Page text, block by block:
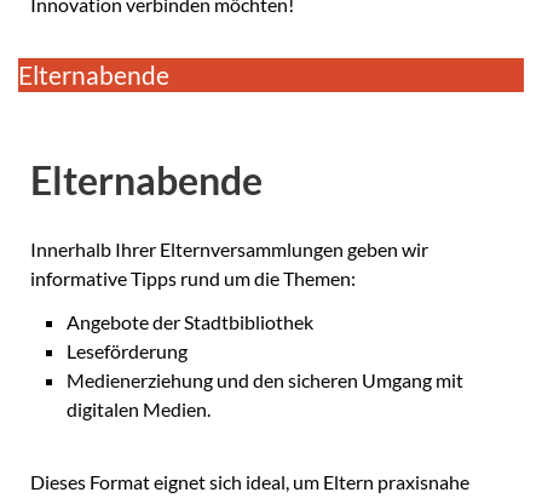
Elternabende
Elternabende
Innerhalb Ihrer Elternversammlungen geben wir
informative Tipps rund um die Themen:
Angebote der Stadtbibliothek
Leseförderung
Medienerziehung und den sicheren Umgang mit
digitalen Medien.
Dieses Format eignet sich ideal, um Eltern praxisnahe